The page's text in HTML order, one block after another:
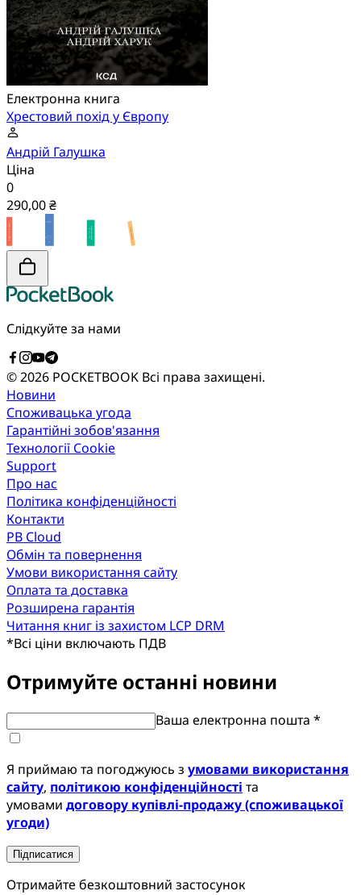
Електронна книга
Хрестовий похід у Європу
Андрій Галушка
Ціна
0
290,00 ₴
Слідкуйте за нами
© 2026 POCKETBOOK Всі права захищені.
Новини
Споживацька угода
Гарантійні зобов'язання
Технології Cookie
Support
Про нас
Політика конфіденційності
Контакти
PB Cloud
Обмін та повернення
Умови використання сайту
Оплата та доставка
Розширена гарантія
Читання книг із захистом LCP DRM
*Всі ціни включають ПДВ
Отримуйте останні новини
Ваша електронна пошта *
Я приймаю та погоджуюсь з умовами використання
сайту, політикою конфіденційності та
умовами договору купівлі-продажу (споживацької
угоди)
Підписатися
Отримайте безкоштовний застосунок